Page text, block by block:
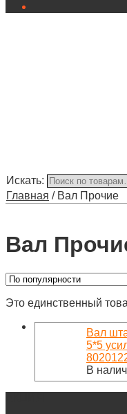
Искать:
Главная / Вал Прочие
Вал
Это единственный
Вал
5*5
В